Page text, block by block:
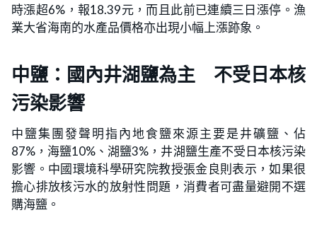
時漲超6%，報18.39元，而且此前已連續三日漲停。漁
業大省海南的水產品價格亦出現小幅上漲跡象。
中鹽：國內井湖鹽為主 不受日本核
污染影響
中鹽集團發聲明指內地食鹽來源主要是井礦鹽、佔
87%，海鹽10%、湖鹽3%，井湖鹽生產不受日本核污染
影響。中國環境科學研究院教授張金良則表示，如果很
擔心排放核污水的放射性問題，消費者可盡量避開不選
購海鹽。